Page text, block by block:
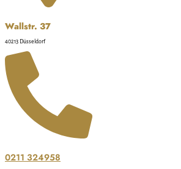
Wallstr. 37
40213 Düsseldorf
0211 324958